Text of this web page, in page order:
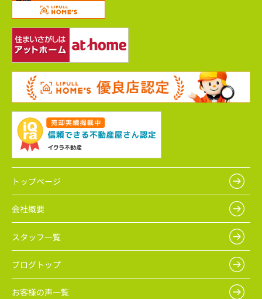
トップページ
会社概要
スタッフ一覧
ブログトップ
お客様の声一覧